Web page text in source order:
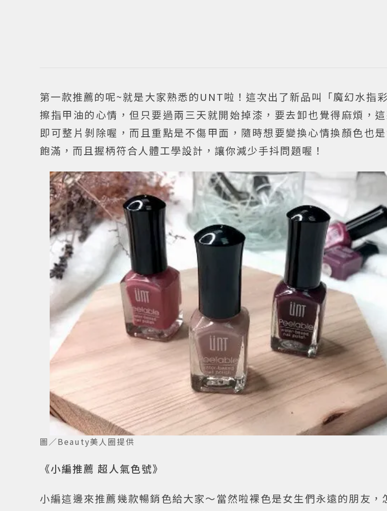
第一款推薦的呢~就是大家熟悉的UNT啦！這次出了新品叫「魔幻水指
擦指甲油的心情，但只要過兩三天就開始掉漆，要去卸也覺得麻煩，
即可整片剝除喔，而且重點是不傷甲面，隨時想要變換心情換顏色也
飽滿，而且握柄符合人體工學設計，讓你減少手抖問題喔！
圖／Beauty美人圈提供
《小編推薦 超人氣色號》
小編這邊來推薦幾款暢銷色給大家～當然啦裸色是女生們永遠的朋友，